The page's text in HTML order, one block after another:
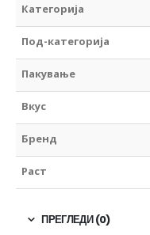
Категорија
Под-категорија
Пакување
Вкус
Бренд
Раст
ПРЕГЛЕДИ (0)